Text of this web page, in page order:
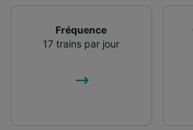
Fréquence
17 trains par jour